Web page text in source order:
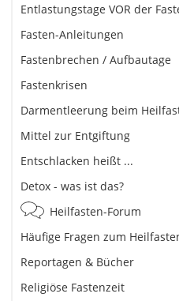
Entlastungstage VOR der
Fasten-Anleitungen
Fastenbrechen / Aufbautage
Fastenkrisen
Darmentleerung beim
Mittel zur Entgiftung
Entschlacken heißt ...
Detox - was ist das?
Heilfasten-Forum
Häufige Fragen zum
Reportagen & Bücher
Religiöse Fastenzeit